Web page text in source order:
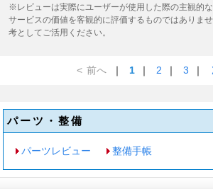
※レビューは実際にユーザーが使用した際の主観的
サービスの価値を客観的に評価するものではありま
考としてご活用ください。
< 前へ ｜ 1 ｜ 2 ｜ 3 ｜
パーツ・整備
パーツレビュー 整備手帳